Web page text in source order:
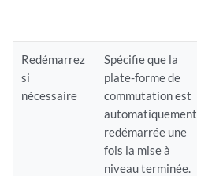
Redémarrez
si
nécessaire
Spécifie que la
plate-forme de
commutation est
automatiquement
redémarrée une
fois la mise à
niveau terminée.